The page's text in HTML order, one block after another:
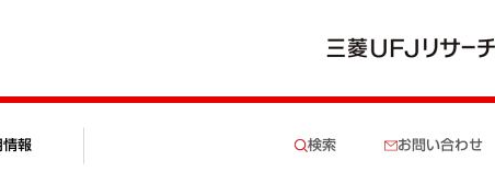
情報 検索 お問い合わせ